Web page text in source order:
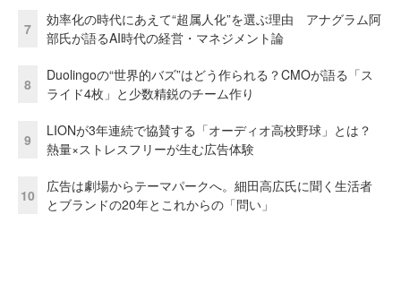
7
効率化の時代にあえて“超属人化”を選ぶ理由 アナグラム阿
部氏が語るAI時代の経営・マネジメント論
8
Duolingoの“世界的バズ”はどう作られる？CMOが語る「ス
ライド4枚」と少数精鋭のチーム作り
9
LIONが3年連続で協賛する「オーディオ高校野球」とは？
熱量×ストレスフリーが生む広告体験
10
広告は劇場からテーマパークへ。細田高広氏に聞く生活者
とブランドの20年とこれからの「問い」